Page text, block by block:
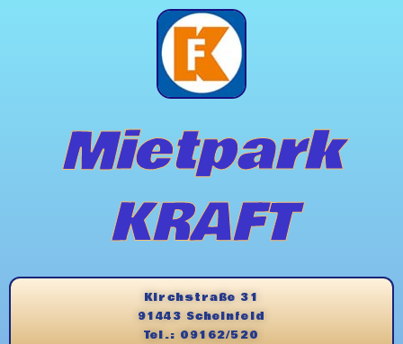
Mietpark
KRAFT
Kirchstraße 31
91443 Scheinfeld
Tel.: 09162/520